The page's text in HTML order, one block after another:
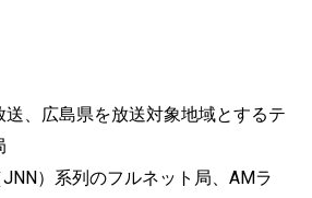
、広島県を放送対象地域とするテ
）系列のフルネット局、AMラ